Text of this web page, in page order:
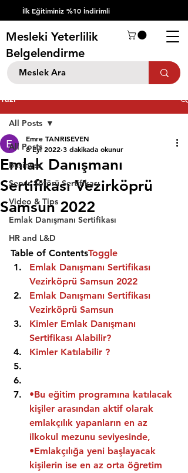
İlk Eğitiminiz %10 İndirimli
Mesleki Yeterlilik
Belgelendirme
Yazı
All Posts
Business
Servis Şöförü Sertifikası
Video & Tips
Emlak Danışmanı Sertifikası
HR and L&D
All Posts
Emlak Danışmanı
Sertifikası Vezirköprü
Samsun 2022
Emre TANRISEVEN
8 Eyl 2022 3 dakikada okunur
Table of ContentsToggle
Emlak Danışmanı Sertifikası
Vezirköprü Samsun 2022
Emlak Danışmanı Sertifikası
Vezirköprü Samsun
Kimler Emlak Danışmanı
Sertifikası Alabilir?
Kimler Katılabilir ?
•Bu eğitim programına katılacak
kişiler arasından aktif olarak
emlakçılık yapanların en az
ilkokul mezunu seviyesinde,
•Emlakçılığa yeni başlayacak
kişilerin ise en az orta öğretim